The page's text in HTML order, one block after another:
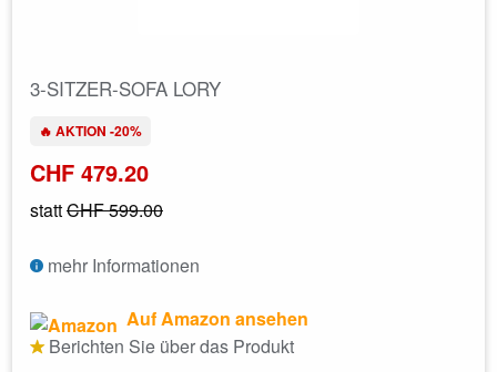
3-SITZER-SOFA LORY
🔥 AKTION -20%
CHF 479.20
stattCHF 599.00
mehr Informationen
Auf Amazon ansehen
Berichten Sie über das Produkt